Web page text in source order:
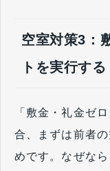
空室対策3：
トを実行する
「敷金・礼金ゼ
合、まずは前者
めです。なぜな